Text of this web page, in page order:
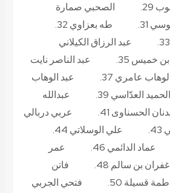
28. شكري يعقوب 29. الصحبي صمارة
30. طارق السوسي 31. طه بعزاوي 32.
عبد الرؤوف العيادي 33. عبد الرزاق الكيلاني
34. عبد القادر بن خميس 35. عبد الناصر نايت
ليمام 36. عبد الوهاب عامري 37. عبد الوهاب
معطر 38. عبدالحميد العدّاسي 39. عبدالله
الزواري 40. عدنان الحسناوى 41. عربي دربالي
42. علي النفاتي 43. علي الوسلاتي 44.
علي بن سالم 45. عماد الدائمي 46. عمر
المستيري 47. غفران بن سالم 48. فاتن
الحمدي 49. فاطمة قسيلة 50. فتحي الجربي